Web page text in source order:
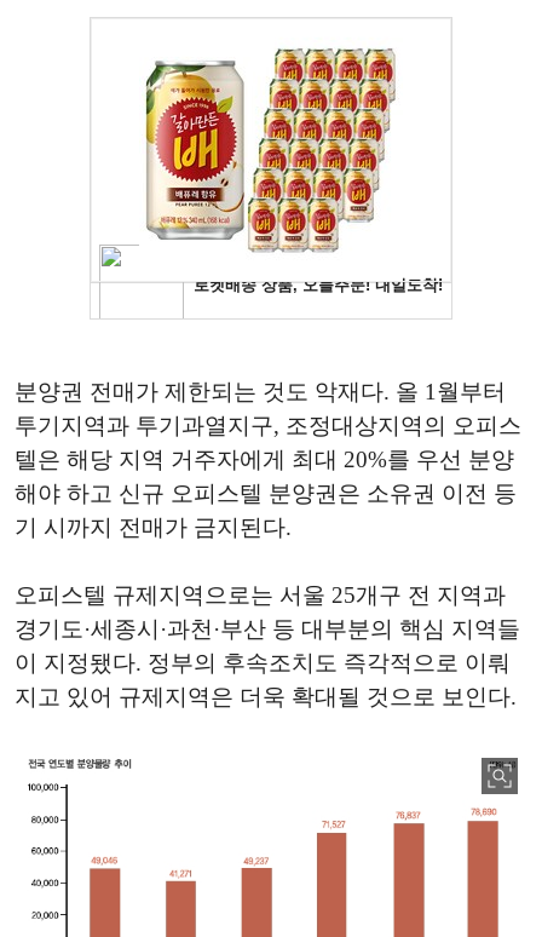
분양권 전매가 제한되는 것도 악재다. 올 1월부터
투기지역과 투기과열지구, 조정대상지역의 오피스
텔은 해당 지역 거주자에게 최대 20%를 우선 분양
해야 하고 신규 오피스텔 분양권은 소유권 이전 등
기 시까지 전매가 금지된다.
오피스텔 규제지역으로는 서울 25개구 전 지역과
경기도·세종시·과천·부산 등 대부분의 핵심 지역들
이 지정됐다. 정부의 후속조치도 즉각적으로 이뤄
지고 있어 규제지역은 더욱 확대될 것으로 보인다.